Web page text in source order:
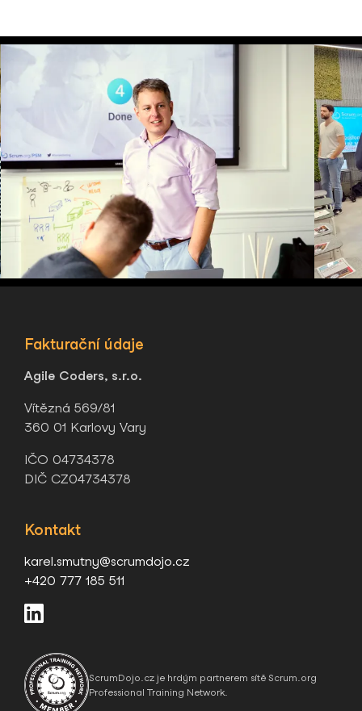
Fakturační údaje
Agile Coders, s.r.o.
Vítězná 569/81
360 01 Karlovy Vary
IČO 04734378
DIČ CZ04734378
Kontakt
karel.smutny@scrumdojo.cz
+420 777 185 511
ScrumDojo.cz je hrdým partnerem sítě Scrum.org
Professional Training Network.